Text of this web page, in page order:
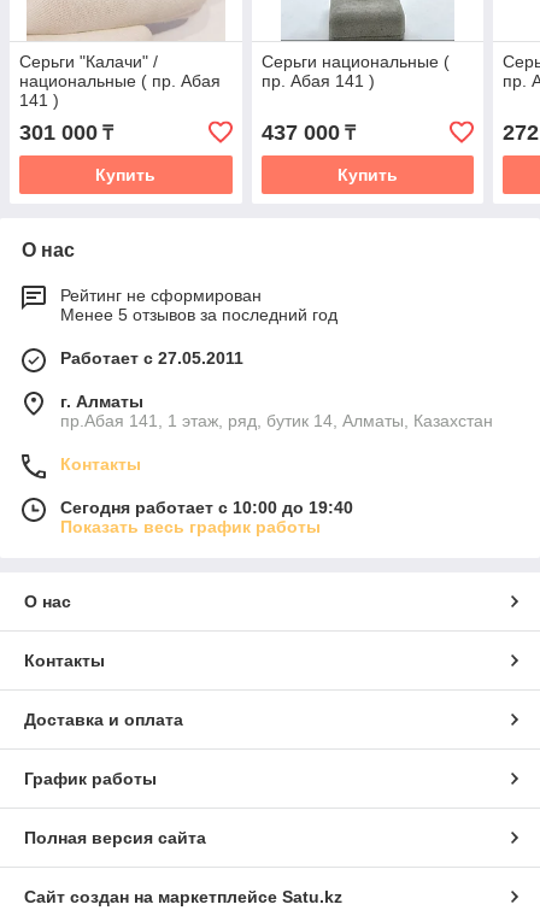
Серьги "Калачи" /
национальные ( пр. Абая
141 )
301 000 ₸
Купить
Серьги национальные (
пр. Абая 141 )
437 000₸
Купить
пр.
О нас
Рейтинг не сформирован
Менее 5 отзывов за последний год
Работает с 27.05.2011
г. Алматы
пр.Абая 141, 1 этаж, ряд, бутик 14, Алматы, Казахстан
Контакты
Сегодня работает с 10:00 до 19:40
Показать весь график работы
О нас
Контакты
Доставка и оплата
График работы
Полная версия сайта
Сайт создан на маркетплейсе Satu.kz